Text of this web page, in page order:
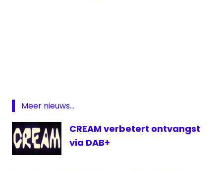
Meer nieuws...
CREAM verbetert ontvangst
via DAB+